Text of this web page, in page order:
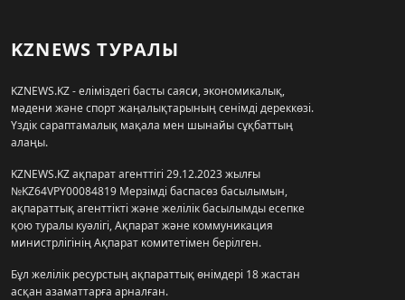
KZNEWS ТУРАЛЫ
KZNEWS.KZ - еліміздегі басты саяси, экономикалық,
мәдени және спорт жаңалықтарының сенімді дереккөзі.
Үздік сараптамалық мақала мен шынайы сұқбаттың
алаңы.
KZNEWS.KZ ақпарат агенттігі 29.12.2023 жылғы
№KZ64VPY00084819 Мерзімді баспасөз басылымын,
ақпараттық агенттікті және желілік басылымды есепке
қою туралы куәлігі, Ақпарат және коммуникация
министрлігінің Ақпарат комитетімен берілген.
Бұл желілік ресурстың ақпараттық өнімдері 18 жастан
асқан азаматтарға арналған.